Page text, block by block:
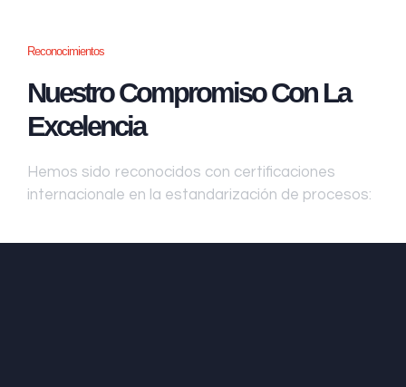
Reconocimientos
Nuestro Compromiso Con La
Excelencia
Hemos sido reconocidos con certificaciones
internacionale en la estandarización de procesos: